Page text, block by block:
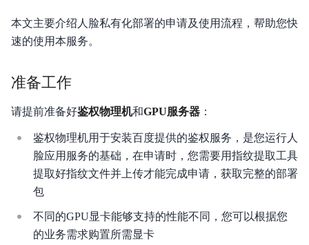
文档导览
购买指南
API文档
人脸实名认证方案
人脸意愿核身H5方案
私有化部署
本文主要介绍人脸私有化部署的申请及使用流程，帮助您快
速的使用本服务。
准备工作
请提前准备好鉴权物理机和GPU服务器 ：
鉴权物理机用于安装百度提供的鉴权服务，是您运行人
脸应用服务的基础，在申请时，您需要用指纹提取工具
提取好指纹文件并上传才能完成申请，获取完整的部署
包
不同的GPU显卡能够支持的性能不同，您可以根据您
的业务需求购置所需显卡